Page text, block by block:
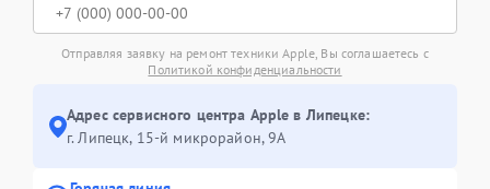
Отправляя заявку на ремонт техники Apple, Вы соглашаетесь с
Политикой конфиденциальности
Адрес сервисного центра Apple в Липецке:
г. Липецк, 15-й микрорайон, 9А